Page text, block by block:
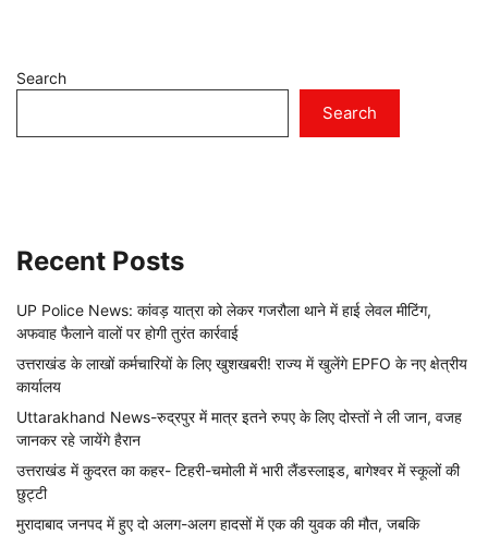
Search
Search
Recent Posts
UP Police News: कांवड़ यात्रा को लेकर गजरौला थाने में हाई लेवल मीटिंग,
अफवाह फैलाने वालों पर होगी तुरंत कार्रवाई
उत्तराखंड के लाखों कर्मचारियों के लिए खुशखबरी! राज्य में खुलेंगे EPFO के नए क्षेत्रीय
कार्यालय
Uttarakhand News-रुद्रपुर में मात्र इतने रुपए के लिए दोस्तों ने ली जान, वजह
जानकर रहे जायेंगे हैरान
उत्तराखंड में कुदरत का कहर- टिहरी-चमोली में भारी लैंडस्लाइड, बागेश्वर में स्कूलों की
छुट्टी
मुरादाबाद जनपद में हुए दो अलग-अलग हादसों में एक की युवक की मौत, जबकि